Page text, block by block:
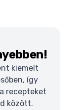
kiemelt
így
recepteket
között.